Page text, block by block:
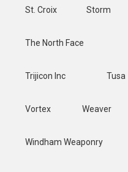
St. Croix Storm
The North Face
Trijicon Inc Tusa
Vortex Weaver
Windham Weaponry